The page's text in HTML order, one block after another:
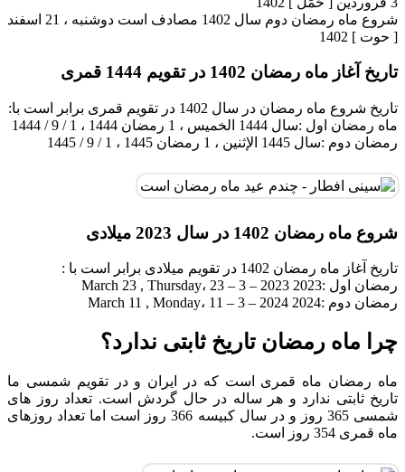
شروع ماه رمضان دوم سال 1402 مصادف است دوشنبه ، 21 اسفند
[ حوت ] 1402
تاریخ آغاز ماه رمضان 1402 در تقویم 1444 قمری
تاریخ شروع ماه رمضان در سال 1402 در تقویم قمری برابر است با:
ماه رمضان اول :سال 1444 الخمیس ، 1 رمضان 1444 ، 1 / 9 / 1444
رمضان دوم :سال 1445 الإثنین ، 1 رمضان 1445 ، 1 / 9 / 1445
شروع ماه رمضان 1402 در سال 2023 میلادی
تاریخ آغاز ماه رمضان 1402 در تقویم میلادی برابر است با :
رمضان اول :2023 March 23 , Thursday، 23 – 3 – 2023
رمضان دوم :2024 March 11 , Monday، 11 – 3 – 2024
چرا ماه رمضان تاریخ ثابتی ندارد؟
ماه رمضان ماه قمری است که در ایران و در تقویم شمسی ما
تاریخ ثابتی ندارد و هر ساله در حال گردش است. تعداد روز های
شمسی 365 روز و در سال کبیسه 366 روز است اما تعداد روزهای
ماه قمری 354 روز است.